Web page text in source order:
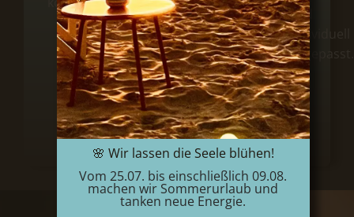
lassen
Sie
sie
in
unserem
Liefergebiet
liefern.
und
individuell
angepasst.
🌸 Wir lassen die Seele blühen!
Vom 25.07. bis einschließlich 09.08.
machen wir Sommerurlaub und
tanken neue Energie.